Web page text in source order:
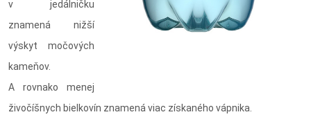
v jedálničku
znamená nižší
výskyt močových
kameňov.
A rovnako menej
živočíšnych bielkovín znamená viac získaného vápnika.